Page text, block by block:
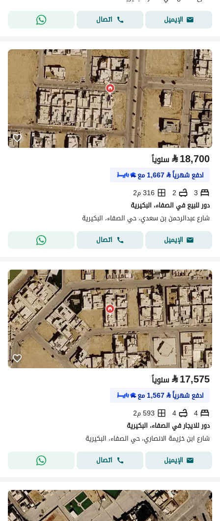
الإيميل
اتصال
⃁18,700 سنوياً
ادفع شهرياً⃁
1,667مع
3
2
316 م2
دور للبيع في الصفاء، البكيرية
شارع عبدالرحمن بن سعدي، حي الصفاء، البكيرية
الإيميل
اتصال
⃁17,575 سنوياً
ادفع شهرياً⃁
1,567مع
4
4
593 م2
دور للايجار في الصفاء، البكيرية
شارع ابن خزيمة الانصاري، حي الصفاء، البكيرية
الإيميل
اتصال